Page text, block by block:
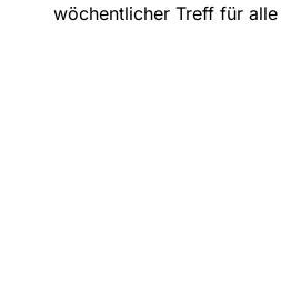
wöchentlicher Treff für